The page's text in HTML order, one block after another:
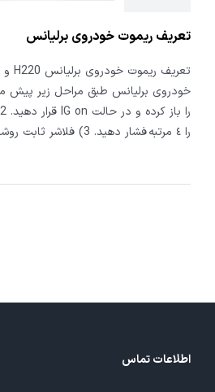
تعریف ریموت خودروی برلیانس
را ٤ مرتبه فشار دهيد. 3) فلاشر ثابت روشن
اطلاعات تماس